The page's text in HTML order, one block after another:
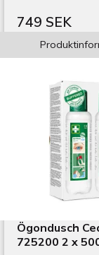
749 SEK
Ögondusch
725200 2 x